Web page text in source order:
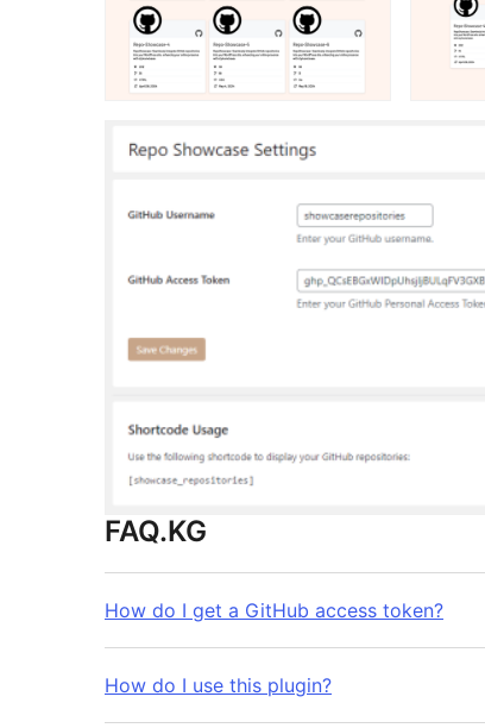
FAQ.KG
How do I get a GitHub access token?
How do I use this plugin?